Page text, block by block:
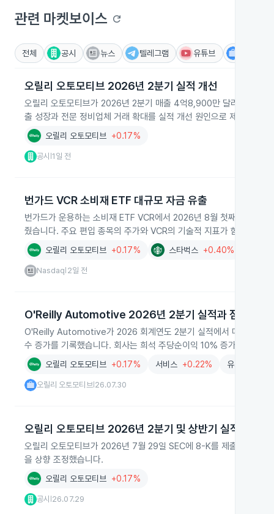
관련 마켓보이스 refresh
전체 공시 뉴스 텔레그램 유튜브
오릴리 오토모티브 2026년 2분기 실적 개선
오릴리 오토모티브가 2026년 2분기 매출 4억8,900만 달러와 순이
출 성장과 전문 정비업체 거래 확대를 실적 개선 원인으로 제시하고
오릴리 오토모티브 +0.17%
공시 |1일 전
번가드 VCR 소비재 ETF 대규모 자금 유출
번가드가 운용하는 소비재 ETF VCR에서 2026년 8월 첫째 주에 약
줬습니다. 주요 편입 종목의 주가와 VCR의 기술적 지표가 함께 언급
오릴리 오토모티브 +0.17% 스타벅스 +0.40%
Nasdaq 2일 전
O'Reilly Automotive 2026년 2분기 실적과 점포 확장
O'Reilly Automotive가 2026 회계연도 2분기 실적에서 매장 매출
수 증가를 기록했습니다. 회사는 희석 주당순이익 10% 증가와 함께
오릴리 오토모티브 +0.17% 서비스 +0.22% 유지보수
오릴리 오토모티브 26.07.30
오릴리 오토모티브 2026년 2분기 및 상반기 실적 발표
오릴리 오토모티브가 2026년 7월 29일 SEC에 8-K를 제출하며
을 상향 조정했습니다.
오릴리 오토모티브 +0.17%
공시 26.07.29